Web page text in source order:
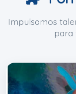
Impulsamos
para